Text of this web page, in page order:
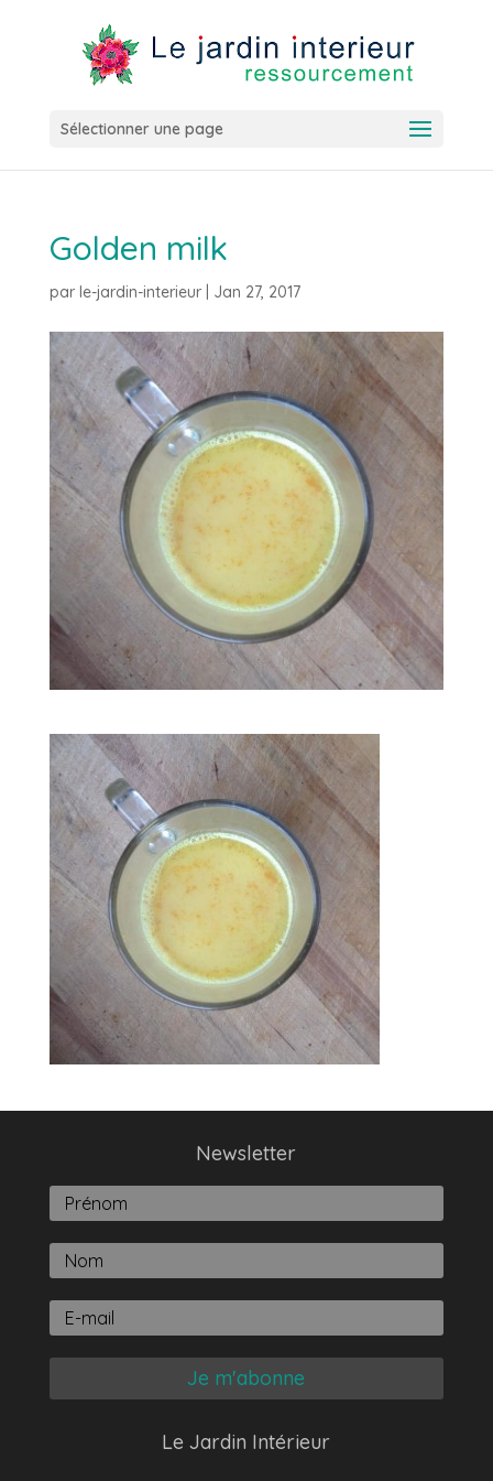
Sélectionner une page
Golden milk
par le-jardin-interieur| Jan 27, 2017
Newsletter
Je m'abonne
Le Jardin Intérieur